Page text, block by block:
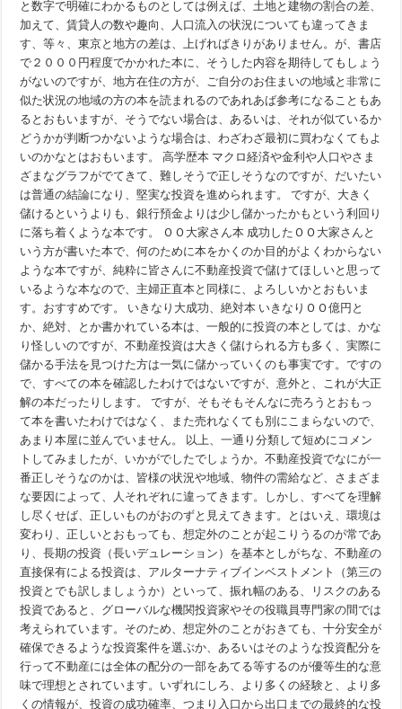
と数字で明確にわかるものとしては例えば、土地と建物の割合の差、
加えて、賃貸人の数や趣向、人口流入の状況についても違ってきま
す、等々、東京と地方の差は、上げればきりがありません。が、書店
で２０００円程度でかかれた本に、そうした内容を期待してもしょう
がないのですが、地方在住の方が、ご自分のお住まいの地域と非常に
似た状況の地域の方の本を読まれるのであれあば参考になることもあ
るとおもいますが、そうでない場合は、あるいは、それが似ているか
どうかが判断つかないような場合は、わざわざ最初に買わなくてもよ
いのかなとはおもいます。 高学歴本 マクロ経済や金利や人口やさま
ざまなグラフがでてきて、難しそうで正しそうなのですが、だいたい
は普通の結論になり、堅実な投資を進められます。 ですが、大きく
儲けるというよりも、銀行預金よりは少し儲かったかもという利回り
に落ち着くような本です。 ＯＯ大家さん本 成功したＯＯ大家さんと
いう方が書いた本で、何のために本をかくのか目的がよくわからない
ような本ですが、純粋に皆さんに不動産投資で儲けてほしいと思って
いるような本なので、主婦正直本と同様に、よろしいかとおもいま
す。おすすめです。 いきなり大成功、絶対本 いきなりＯＯ億円と
か、絶対、とか書かれている本は、一般的に投資の本としては、かな
り怪しいのですが、不動産投資は大きく儲けられる方も多く、実際に
儲かる手法を見つけた方は一気に儲かっていくのも事実です。ですの
で、すべての本を確認したわけではないですが、意外と、これが大正
解の本だったりします。 ですが、そもそもそんなに売ろうとおもっ
て本を書いたわけではなく、また売れなくても別にこまらないので、
あまり本屋に並んでいません。 以上、一通り分類して短めにコメン
トしてみましたが、いかがでしたでしょうか。不動産投資でなにが一
番正しそうなのかは、皆様の状況や地域、物件の需給など、さまざま
な要因によって、人それぞれに違ってきます。しかし、すべてを理解
し尽くせば、正しいものがおのずと見えてきます。とはいえ、環境は
変わり、正しいとおもっても、想定外のことが起こりうるのが常であ
り、長期の投資（長いデュレーション）を基本としがちな、不動産の
直接保有による投資は、アルターナティブインベストメント（第三の
投資とでも訳しましょうか）といって、振れ幅のある、リスクのある
投資であると、グローバルな機関投資家やその役職員専門家の間では
考えられています。そのため、想定外のことがおきても、十分安全が
確保できるような投資案件を選ぶか、あるいはそのような投資配分を
行って不動産には全体の配分の一部をあてる等するのが優等生的な意
味で理想とされています。いずれにしろ、より多くの経験と、より多
くの情報が、投資の成功確率、つまり入口から出口までの最終的な投